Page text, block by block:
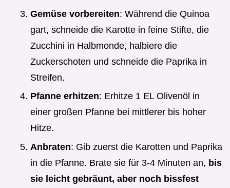
Gemüse vorbereiten: Während die Quinoa
gart, schneide die Karotte in feine Stifte, die
Zucchini in Halbmonde, halbiere die
Zuckerschoten und schneide die Paprika in
Streifen.
Pfanne erhitzen: Erhitze 1 EL Olivenöl in
einer großen Pfanne bei mittlerer bis hoher
Hitze.
Anbraten: Gib zuerst die Karotten und Paprika
in die Pfanne. Brate sie für 3-4 Minuten an, bis
sie leicht gebräunt, aber noch bissfest